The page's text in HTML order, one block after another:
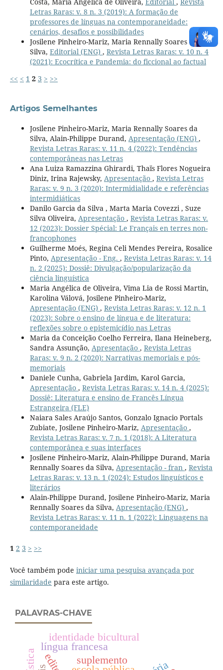
Letras Raras: v. 8 n. 3 (2019): A formação de
professores de línguas na contemporaneidade:
cenários, desafios e possibilidades
Josilene Pinheiro-Mariz, Maria Rennally Soares da
Silva, Editorial (ENG) , Revista Letras Raras: v. 10 n. 4
(2021): Ecocrítica e Pandemia: do ficcional ao factual
<< < 1 2 3 > >>
Artigos Semelhantes
Josilene Pinheiro-Mariz, Maria Rennally Soares da
Silva, Alain-Philippe Durand, Apresentação (ENG) ,
Revista Letras Raras: v. 11 n. 4 (2022): Tendências
contemporâneas nas Letras
Ana Luiza Ramazzina Ghirardi, Thaïs Flores Nogueira
Diniz, Irina Rajewsky, Apresentação , Revista Letras
Raras: v. 9 n. 3 (2020): Intermidialidade e referências
intermidiáticas
Danilo Garcia da Silva , Marta Maria Covezzi , Suze
Silva Oliveira, Apresentação , Revista Letras Raras: v.
12 (2023): Dossier Spécial: Le Français en terres non-
francophones
Guilherme Moés, Regina Celi Mendes Pereira, Rosalice
Pinto, Apresentação - Eng. , Revista Letras Raras: v. 14
n. 2 (2025): Dossiê: Divulgação/popularização da
ciência linguística
Maria Angélica de Oliveira, Vima Lia de Rossi Martin,
Karolina Válová, Josilene Pinheiro-Mariz,
Apresentação (ENG) , Revista Letras Raras: v. 12 n. 1
(2023): Sobre o ensino de língua e de literatura:
reflexões sobre o epistemicídio nas Letras
Maria da Conceição Coelho Ferreira, Ilana Heineberg,
Sandra Assunção, Apresentação , Revista Letras
Raras: v. 9 n. 2 (2020): Narrativas memoriais e pós-
memoriais
Daniele Cunha, Gabriela Jardim, Karol Garcia,
Apresentação , Revista Letras Raras: v. 14 n. 4 (2025):
Dossiê: Literatura e ensino de Francês Língua
Estrangeira (FLE)
Naiara Sales Araújo Santos, Gonzalo Ignacio Portals
Zubiate, Josilene Pinheiro-Mariz, Apresentação ,
Revista Letras Raras: v. 7 n. 1 (2018): A Literatura
contemporânea e suas interfaces
Josilene Pinheiro-Mariz, Alain-Philippe Durand, Maria
Rennally Soares da Silva, Apresentação - fran , Revista
Letras Raras: v. 13 n. 1 (2024): Estudos linguísticos e
literários
Alain-Philippe Durand, Josilene Pinheiro-Mariz, Maria
Rennally Soares da Silva, Apresentação (ENG) ,
Revista Letras Raras: v. 11 n. 1 (2022): Linguagens na
contemporaneidade
1 2 3 > >>
Você também pode iniciar uma pesquisa avançada por
similaridade para este artigo.
PALAVRAS-CHAVE
língua francesa
identidade bicultural
suplemento